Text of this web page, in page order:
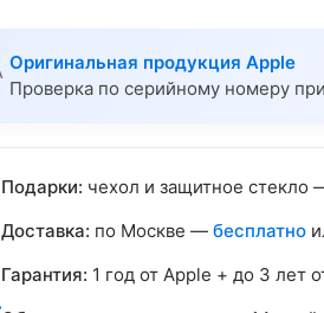
Оригинальная продукция Apple
Проверка по серийному номеру
Подарки: чехол и защитное стекло
Доставка: по Москве — бесплатно
Гарантия: 1 год от Apple + до 3 лет